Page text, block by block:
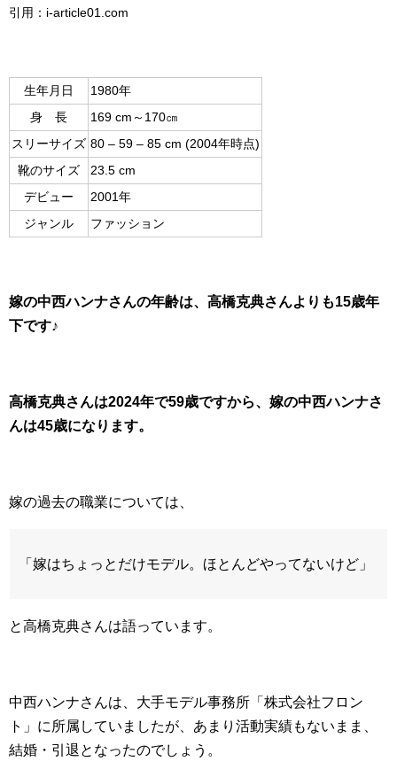
引用：i-article01.com
生年月日
1980年
身 長
169 cm～170㎝
スリーサイズ 80 – 59 – 85 cm (2004年時点)
靴のサイズ
23.5 cm
デビュー
2001年
ジャンル
ファッション
嫁の中西ハンナさんの年齢は、高橋克典さんよりも15歳年
下です♪
高橋克典さんは2024年で59歳ですから、嫁の中西ハンナさ
んは45歳になります。
嫁の過去の職業については、
「嫁はちょっとだけモデル。ほとんどやってないけど」
と高橋克典さんは語っています。
中西ハンナさんは、大手モデル事務所「株式会社フロン
ト」に所属していましたが、あまり活動実績もないまま、
結婚・引退となったのでしょう。